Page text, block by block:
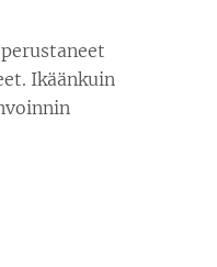
Ikäänkuin